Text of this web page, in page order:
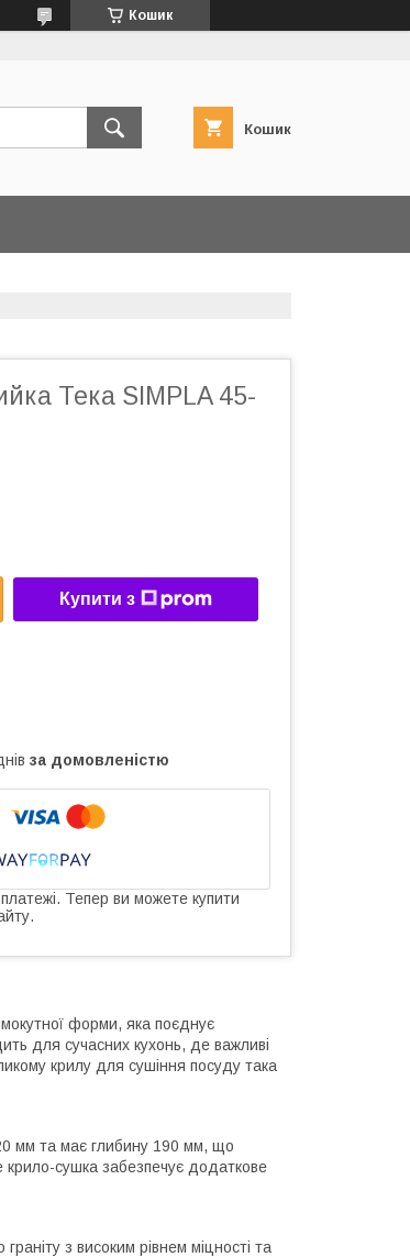
Кошик
Кошик
Тека SIMPLA 45-
Купити з
за домовленістю
платежі. Тепер ви можете купити
форми, яка поєднує
для сучасних кухонь, де важливі
крилу для сушіння посуду така
мм та має глибину 190 мм, що
сушка забезпечує додаткове
з високим рівнем міцності та